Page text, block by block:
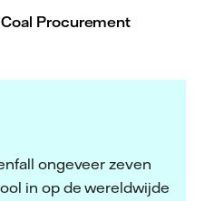
Procurement
ongeveer zeven
in op de wereldwijde